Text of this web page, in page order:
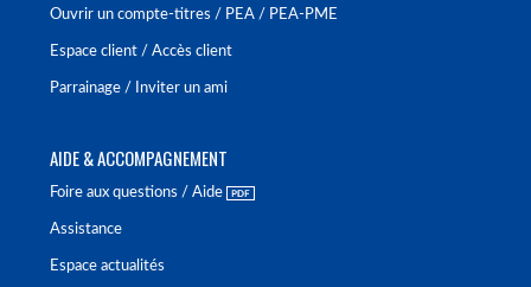
Ouvrir un compte-titres / PEA / PEA-PME
Espace client / Accès client
Parrainage / Inviter un ami
AIDE & ACCOMPAGNEMENT
Foire aux questions / Aide
Assistance
Espace actualités